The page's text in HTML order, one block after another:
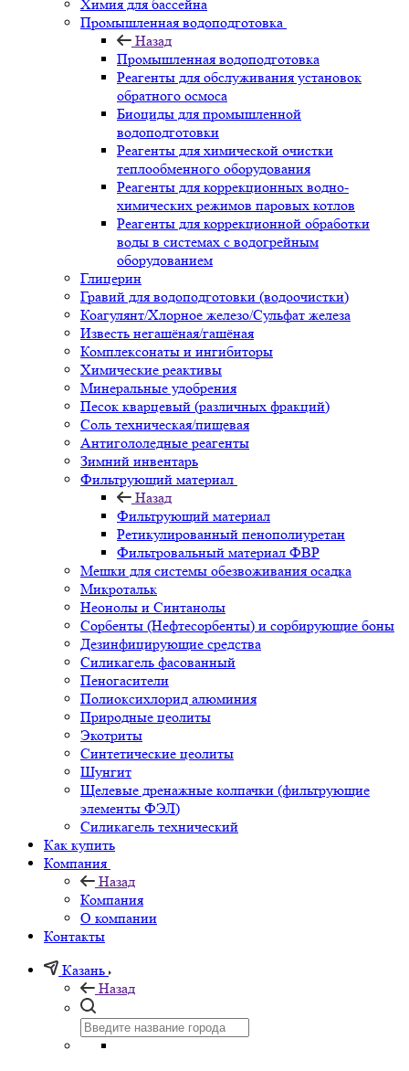
Химия для бассейна
Промышленная водоподготовка
Назад
Промышленная водоподготовка
Реагенты для обслуживания установок
обратного осмоса
Биоциды для промышленной
водоподготовки
Реагенты для химической очистки
теплообменного оборудования
Реагенты для коррекционных водно-
химических режимов паровых котлов
Реагенты для коррекционной обработки
воды в системах с водогрейным
оборудованием
Глицерин
Гравий для водоподготовки (водоочистки)
Коагулянт/Хлорное железо/Сульфат железа
Известь негашёная/гашёная
Комплексонаты и ингибиторы
Химические реактивы
Минеральные удобрения
Песок кварцевый (различных фракций)
Соль техническая/пищевая
Антигололедные реагенты
Зимний инвентарь
Фильтрующий материал
Назад
Фильтрующий материал
Ретикулированный пенополиуретан
Фильтровальный материал ФВР
Мешки для системы обезвоживания осадка
Микротальк
Неонолы и Синтанолы
Сорбенты (Нефтесорбенты) и сорбирующие боны
Дезинфицирующие средства
Силикагель фасованный
Пеногасители
Полиокси­хлорид алюминия
Природные цеолиты
Экотриты
Синтетические цеолиты
Шунгит
Щелевые дренажные колпачки (фильтрующие
элементы ФЭЛ)
Силикагель технический
Как купить
Компания
Назад
Компания
О компании
Контакты
Казань
Назад